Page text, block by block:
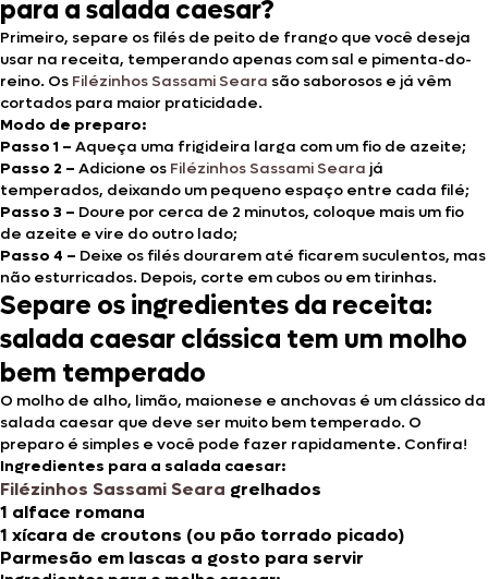
para a salada caesar?
Primeiro, separe os filés de peito de frango que você deseja
usar na receita, temperando apenas com sal e pimenta-do-
reino. Os Filézinhos Sassami Seara são saborosos e já vêm
cortados para maior praticidade.
Modo de preparo:
Passo 1 – Aqueça uma frigideira larga com um fio de azeite;
Passo 2 – Adicione os Filézinhos Sassami Seara já
temperados, deixando um pequeno espaço entre cada filé;
Passo 3 – Doure por cerca de 2 minutos, coloque mais um fio
de azeite e vire do outro lado;
Passo 4 – Deixe os filés dourarem até ficarem suculentos, mas
não esturricados. Depois, corte em cubos ou em tirinhas.
Separe os ingredientes da receita:
salada caesar clássica tem um molho
bem temperado
O molho de alho, limão, maionese e anchovas é um clássico da
salada caesar que deve ser muito bem temperado. O
preparo é simples e você pode fazer rapidamente. Confira!
Ingredientes para a salada caesar:
Filézinhos Sassami Seara grelhados
1 alface romana
1 xícara de croutons (ou pão torrado picado)
Parmesão em lascas a gosto para servir